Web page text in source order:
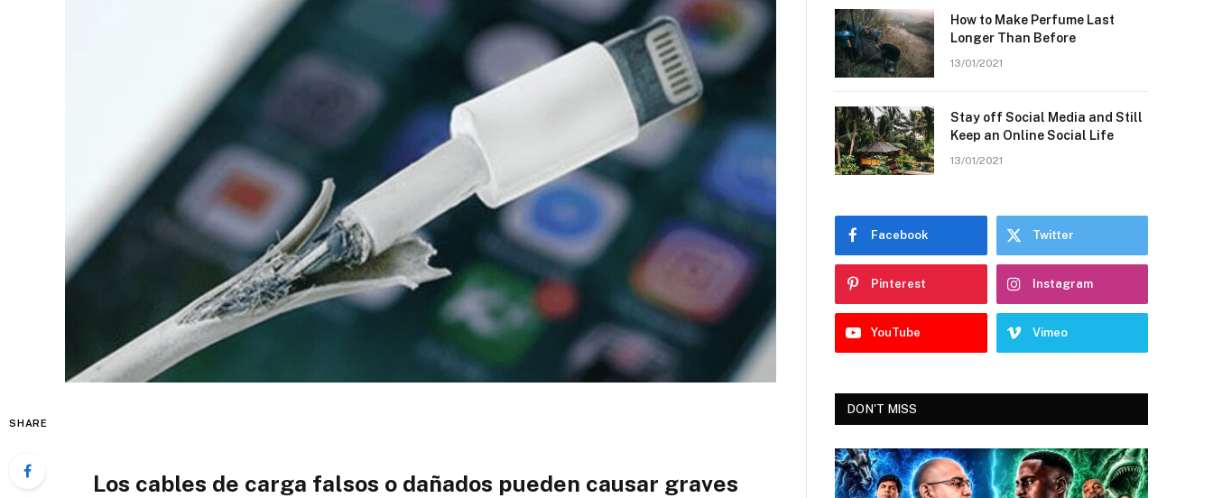
SHARE
Los cables de carga falsos o dañados pueden causar graves
How to Make Perfume Last
Longer Than Before
13/01/2021
Stay off Social Media and Still
Keep an Online Social Life
13/01/2021
Facebook Twitter
Pinterest Instagram
YouTube Vimeo
DON'T MISS